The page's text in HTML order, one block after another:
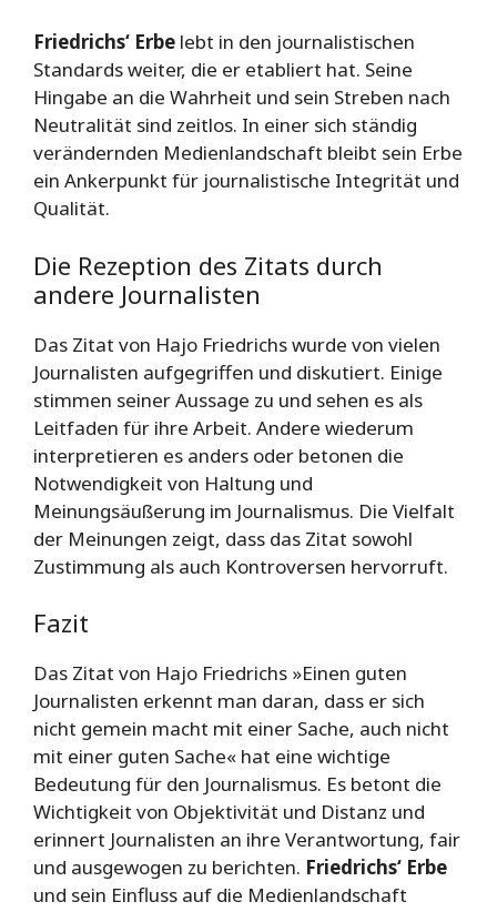
Friedrichs‘ Erbe lebt in den journalistischen
Standards weiter, die er etabliert hat. Seine
Hingabe an die Wahrheit und sein Streben nach
Neutralität sind zeitlos. In einer sich ständig
verändernden Medienlandschaft bleibt sein Erbe
ein Ankerpunkt für journalistische Integrität und
Qualität.
Die Rezeption des Zitats durch
andere Journalisten
Das Zitat von Hajo Friedrichs wurde von vielen
Journalisten aufgegriffen und diskutiert. Einige
stimmen seiner Aussage zu und sehen es als
Leitfaden für ihre Arbeit. Andere wiederum
interpretieren es anders oder betonen die
Notwendigkeit von Haltung und
Meinungsäußerung im Journalismus. Die Vielfalt
der Meinungen zeigt, dass das Zitat sowohl
Zustimmung als auch Kontroversen hervorruft.
Fazit
Das Zitat von Hajo Friedrichs »Einen guten
Journalisten erkennt man daran, dass er sich
nicht gemein macht mit einer Sache, auch nicht
mit einer guten Sache« hat eine wichtige
Bedeutung für den Journalismus. Es betont die
Wichtigkeit von Objektivität und Distanz und
erinnert Journalisten an ihre Verantwortung, fair
und ausgewogen zu berichten. Friedrichs‘ Erbe
und sein Einfluss auf die Medienlandschaft